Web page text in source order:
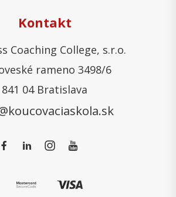
Kontakt
Coaching College, s.r.o.
rameno 3498/6
841 04 Bratislava